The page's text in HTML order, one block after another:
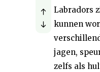
Labradors
kunnen
jagen,
zelfs als